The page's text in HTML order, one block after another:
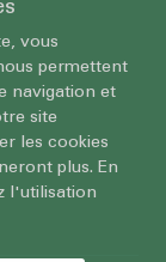
vous
permettent
navigation et
site
les cookies
plus. En
l'utilisation